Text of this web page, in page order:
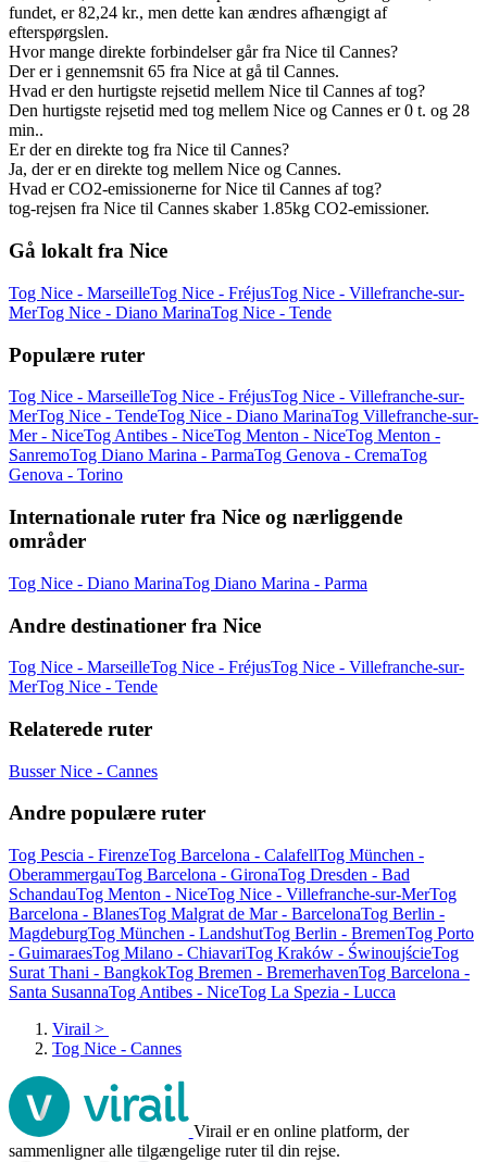
fundet, er 82,24 kr., men dette kan ændres afhængigt af
efterspørgslen.
Hvor mange direkte forbindelser går fra Nice til Cannes?
Der er i gennemsnit 65 fra Nice at gå til Cannes.
Hvad er den hurtigste rejsetid mellem Nice til Cannes af tog?
Den hurtigste rejsetid med tog mellem Nice og Cannes er 0 t. og 28
min..
Er der en direkte tog fra Nice til Cannes?
Ja, der er en direkte tog mellem Nice og Cannes.
Hvad er CO2-emissionerne for Nice til Cannes af tog?
tog-rejsen fra Nice til Cannes skaber 1.85kg CO2-emissioner.
Gå lokalt fra Nice
Tog Nice - MarseilleTog Nice - FréjusTog Nice - Villefranche-sur-
MerTog Nice - Diano MarinaTog Nice - Tende
Populære ruter
Tog Nice - MarseilleTog Nice - FréjusTog Nice - Villefranche-sur-
MerTog Nice - TendeTog Nice - Diano MarinaTog Villefranche-sur-
Mer - NiceTog Antibes - NiceTog Menton - NiceTog Menton -
SanremoTog Diano Marina - ParmaTog Genova - CremaTog
Genova - Torino
Internationale ruter fra Nice og nærliggende
områder
Tog Nice - Diano MarinaTog Diano Marina - Parma
Andre destinationer fra Nice
Tog Nice - MarseilleTog Nice - FréjusTog Nice - Villefranche-sur-
MerTog Nice - Tende
Relaterede ruter
Busser Nice - Cannes
Andre populære ruter
Tog Pescia - FirenzeTog Barcelona - CalafellTog München -
OberammergauTog Barcelona - GironaTog Dresden - Bad
SchandauTog Menton - NiceTog Nice - Villefranche-sur-MerTog
Barcelona - BlanesTog Malgrat de Mar - BarcelonaTog Berlin -
MagdeburgTog München - LandshutTog Berlin - BremenTog Porto
- GuimaraesTog Milano - ChiavariTog Kraków - ŚwinoujścieTog
Surat Thani - BangkokTog Bremen - BremerhavenTog Barcelona -
Santa SusannaTog Antibes - NiceTog La Spezia - Lucca
Virail >
Tog Nice - Cannes
Virail er en online platform, der
sammenligner alle tilgængelige ruter til din rejse.